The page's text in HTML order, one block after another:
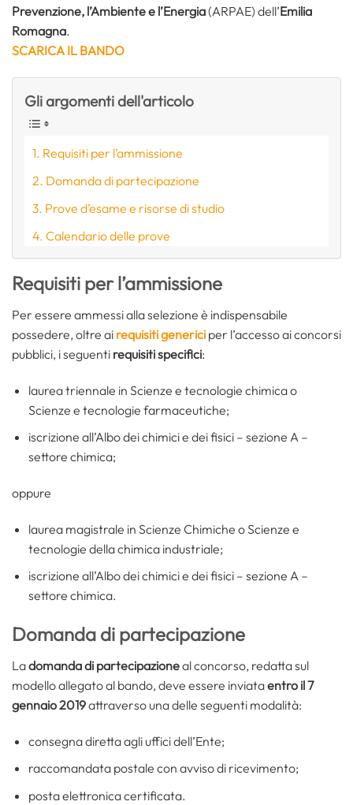
Prevenzione, l’Ambiente e l’Energia(ARPAE) dell’Emilia
Romagna.
SCARICA IL BANDO
Gli argomenti dell'articolo
Requisiti per l’ammissione
Domanda di partecipazione
Prove d’esame e risorse di studio
Calendario delle prove
Requisiti per l’ammissione
Per essere ammessi alla selezione è indispensabile
possedere, oltre ai requisiti generici per l’accesso ai concorsi
pubblici, i seguenti requisiti specifici:
laurea triennale in Scienze e tecnologie chimica o
Scienze e tecnologie farmaceutiche;
iscrizione all’Albo dei chimici e dei fisici – sezione A –
settore chimica;
oppure
laurea magistrale in Scienze Chimiche o Scienze e
tecnologie della chimica industriale;
iscrizione all’Albo dei chimici e dei fisici – sezione A –
settore chimica.
Domanda di partecipazione
Ladomanda di partecipazioneal concorso, redatta sul
modello allegato al bando, deve essere inviataentro il 7
gennaio 2019attraverso una delle seguenti modalità:
consegna diretta agli uffici dell’Ente;
raccomandata postale con avviso di ricevimento;
posta elettronica certificata.